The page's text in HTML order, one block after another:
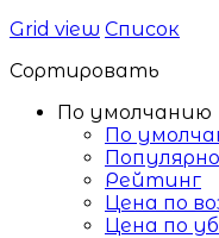
Grid view Список
Сортировать
По умолчанию
По
Рейтинг
Цена по
Цена по